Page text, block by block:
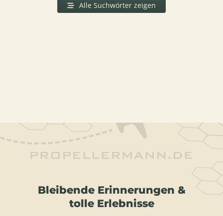
Alle Suchwörter zeigen
Bleibende Erinnerungen &
tolle Erlebnisse